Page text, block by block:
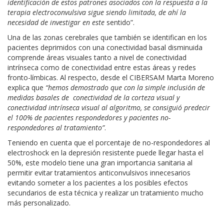
identificación de estos patrones asociados con la respuesta a la
terapia electroconvulsiva sigue siendo limitada, de ahí la
necesidad de investigar en este sentido”.
Una de las zonas cerebrales que también se identifican en los
pacientes deprimidos con una conectividad basal disminuida
comprende áreas visuales tanto a nivel de conectividad
intrínseca como de conectividad entre estas áreas y redes
fronto-límbicas. Al respecto, desde el CIBERSAM Marta Moreno
explica que “hemos demostrado que con la simple inclusión de
medidas basales de conectividad de la corteza visual y
conectividad intrínseca visual al algoritmo, se consiguió predecir
el 100% de pacientes respondedores y pacientes no-
respondedores al tratamiento”.
Teniendo en cuenta que el porcentaje de no-respondedores al
electroshock en la depresión resistente puede llegar hasta el
50%, este modelo tiene una gran importancia sanitaria al
permitir evitar tratamientos anticonvulsivos innecesarios
evitando someter a los pacientes a los posibles efectos
secundarios de esta técnica y realizar un tratamiento mucho
más personalizado.